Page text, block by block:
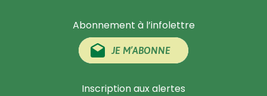
Abonnement à l’infolettre
JE M’ABONNE
Inscription aux alertes